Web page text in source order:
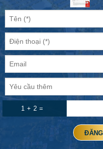
1 + 2 =